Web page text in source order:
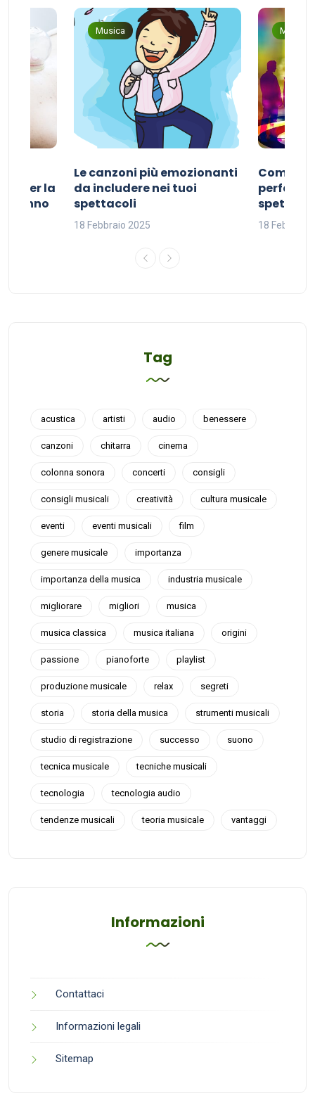
per la
sonno
Musica
Le canzoni più emozionanti
da includere nei tuoi
spettacoli
18 Febbraio 2025
Musica
Come
perfetta
18 Febbraio
Tag
acustica artisti audio benessere
canzoni chitarra cinema
colonna sonora concerti consigli
consigli musicali creatività cultura musicale
eventi eventi musicali film
genere musicale importanza
importanza della musica industria musicale
migliorare migliori musica
musica classica musica italiana origini
passione pianoforte playlist
produzione musicale relax segreti
storia storia della musica strumenti musicali
studio di registrazione successo suono
tecnica musicale tecniche musicali
tecnologia tecnologia audio
tendenze musicali teoria musicale vantaggi
Informazioni
Contattaci
Informazioni legali
Sitemap